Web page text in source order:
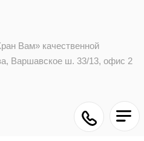
Вам» качественной
Варшавское ш. 33/13, офис 2